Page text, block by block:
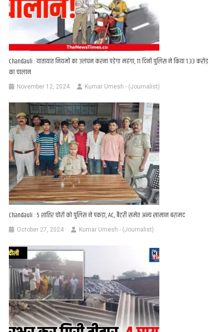
Chandauli : यातायात नियमों का उलंघन करना पड़ेगा महंगा, 11 दिनों पुलिस ने किया 1.33 करोड़
का चालान
November 12, 2024 Kumar Umesh - (Journalist)
Chandauli : 5 शातिर चोरों को पुलिस ने पकड़ा, AC, बैटरी समेत अन्य सामान बरामद
October 27, 2024 Kumar Umesh - (Journalist)